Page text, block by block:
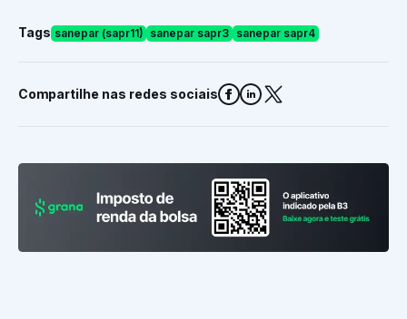
Tags sanepar (sapr11) sanepar sapr3 sanepar sapr4
Compartilhe nas redes sociais